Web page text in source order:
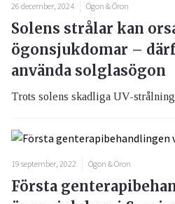
26 december, 2024 Ögon & Öron
Solens strålar kan
ögonsjukdomar –
använda solglasögon
Trots solens skadliga UV-strålning
19 september, 2022 Ögon & Öron
Första